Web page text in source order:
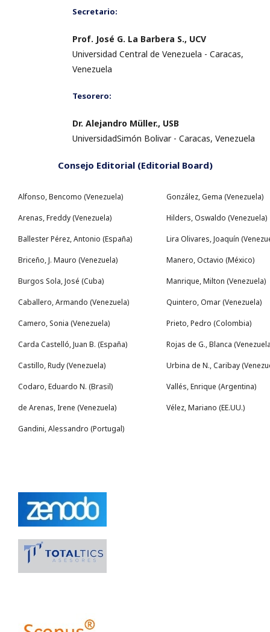
Secretario:
Prof. José G. La Barbera S., UCV
Universidad Central de Venezuela - Caracas,
Venezuela
Tesorero:
Dr. Alejandro Müller., USB
UniversidadSimón Bolivar - Caracas, Venezuela
Consejo Editorial (Editorial Board)
Alfonso, Bencomo (Venezuela) González, Gema (Venezuela)
Arenas, Freddy (Venezuela) Hilders, Oswaldo (Venezuela)
Ballester Pérez, Antonio (España) Lira Olivares, Joaquín
Briceño, J. Mauro (Venezuela) Manero, Octavio (México)
Burgos Sola, José (Cuba) Manrique, Milton (Venezuela)
Caballero, Armando (Venezuela) Quintero, Omar (Venezuela)
Camero, Sonia (Venezuela) Prieto, Pedro (Colombia)
Carda Castelló, Juan B. (España) Rojas de G., Blanca
Castillo, Rudy (Venezuela) Urbina de N., Caribay
Codaro, Eduardo N. (Brasil) Vallés, Enrique (Argentina)
de Arenas, Irene (Venezuela) Vélez, Mariano (EE.UU.)
Gandini, Alessandro (Portugal)